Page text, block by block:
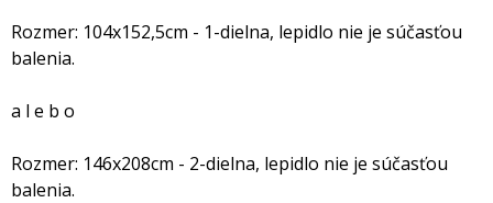
Rozmer: 104x152,5cm - 1-dielna, lepidlo nie je súčasťou
balenia.
a l e b o
Rozmer: 146x208cm - 2-dielna, lepidlo nie je súčasťou
balenia.